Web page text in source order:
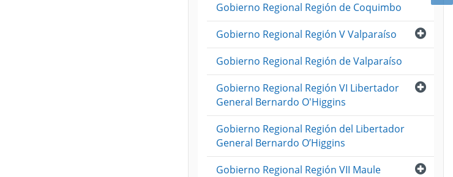
Gobierno Regional Región de Coquimbo
Abrir
Gobierno Regional Región V Valparaíso
Gobierno Regional Región de Valparaíso
Abrir
Gobierno Regional Región VI Libertador
General Bernardo O'Higgins
Gobierno Regional Región del Libertador
General Bernardo O’Higgins
Abrir
Gobierno Regional Región VII Maule